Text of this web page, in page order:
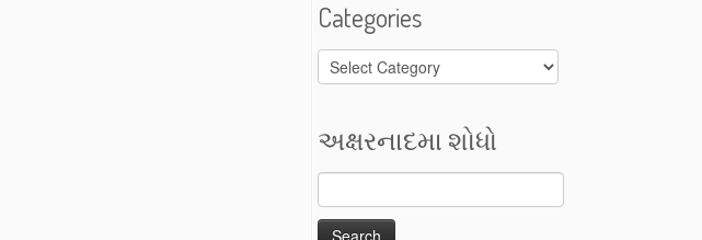
Categories
Categories
અક્ષરનાદમા શોધો